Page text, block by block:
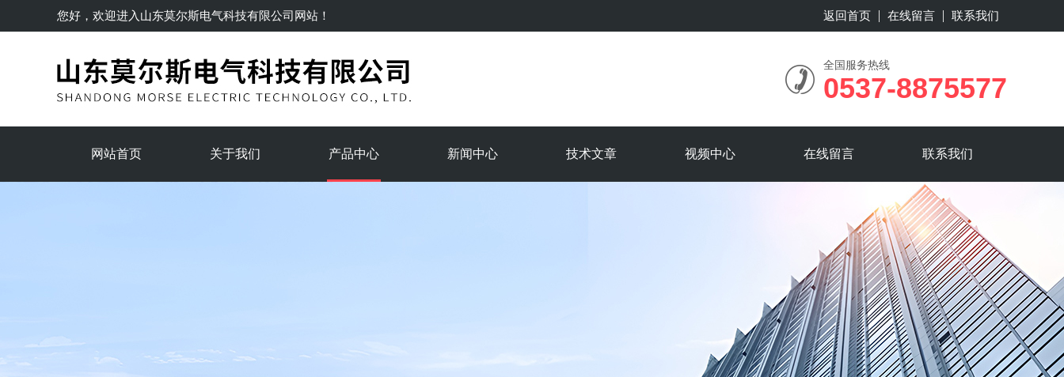
您好，欢迎进入 山东莫尔斯电气科技有限公司网站！ 返回首页 在线留言 联系我们
全国服务热线
0537-8875577
网站首页 关于我们 产品中心 新闻中心 技术文章 视频中心 在线留言 联系我们